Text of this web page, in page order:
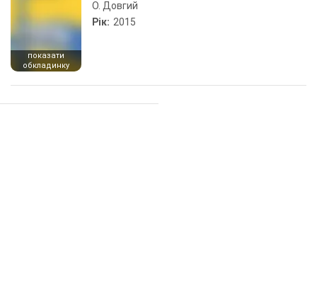
показати
обкладинку
О. Довгий
Рік: 2015